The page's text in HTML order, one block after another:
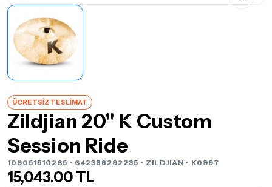
ÜCRETSİZ TESLİMAT
Zildjian 20" K Custom
Session Ride
109051510265 • 642388292235 • ZILDJIAN • K0997
15,043.00 TL